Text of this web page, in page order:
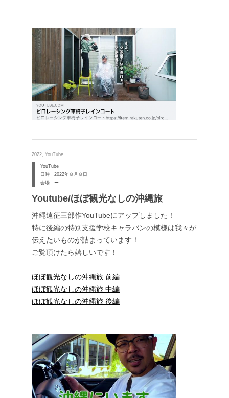
2022, YouTube
YouTube
日時：2022年８月８日
会場：ー
Youtube/ほぼ観光なしの沖縄旅
沖縄遠征三部作YouTubeにアップしました！
特に後編の特別支援学校キャラバンの模様は我々が
伝えたいものが詰まっています！
ご覧頂けたら嬉しいです！
ほぼ観光なしの沖縄旅 前編
ほぼ観光なしの沖縄旅 中編
ほぼ観光なしの沖縄旅 後編